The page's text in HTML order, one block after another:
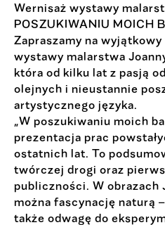
Wernisaż wystawy
POSZUKIWANIU MOICH
Zapraszamy na
wystawy malarstwa
która od kilku lat z pasją
olejnych i nieustannie
artystycznego języka.
„W poszukiwaniu moich
prezentacja prac
ostatnich lat. To
twórczej drogi oraz
publiczności. W obrazach
można fascynację naturą
także odwagę do